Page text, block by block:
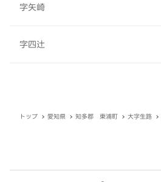
字矢崎
字四辻
トップ 愛知県 知多郡 東浦町 大字生路